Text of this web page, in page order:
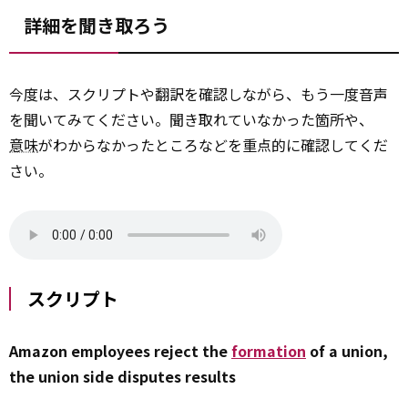
詳細を聞き取ろう
今度は、スクリプトや翻訳を確認しながら、もう一度音声
を聞いてみてください。聞き取れていなかった箇所や、
意味がわからなかったところなどを重点的に確認してくだ
さい。
スクリプト
Amazon employees reject theformation of a union,
the union side disputes results